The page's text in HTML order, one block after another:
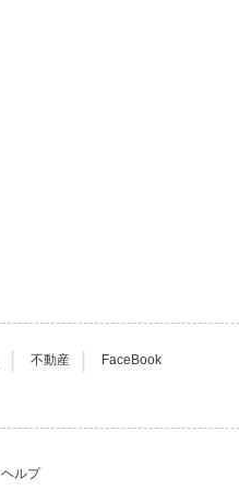
不動産 FaceBook
ヘルプ